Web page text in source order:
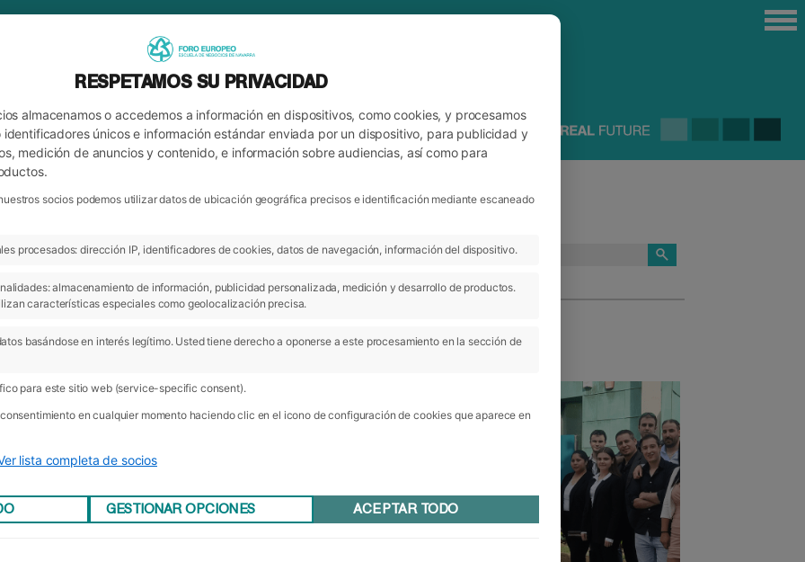
ARCHIVO CATEGORÍAS
RESPETAMOS SU PRIVACIDAD
almacenamos o accedemos a información en dispositivos, como cookies, y procesamos
únicos e información estándar enviada por un dispositivo, para publicidad y
medición de anuncios y contenido, e información sobre audiencias, así como para
socios podemos utilizar datos de ubicación geográfica precisos e identificación mediante escaneado
procesados: dirección IP, identificadores de cookies, datos de navegación, información del dispositivo.
almacenamiento de información, publicidad personalizada, medición y desarrollo de productos.
características especiales como geolocalización precisa.
basándose en interés legítimo. Usted tiene derecho a oponerse a este procesamiento en la sección de
para este sitio web (service-specific consent).
en cualquier momento haciendo clic en el icono de configuración de cookies que aparece en
lista completa de socios
GESTIONAR OPCIONES ACEPTAR TODO